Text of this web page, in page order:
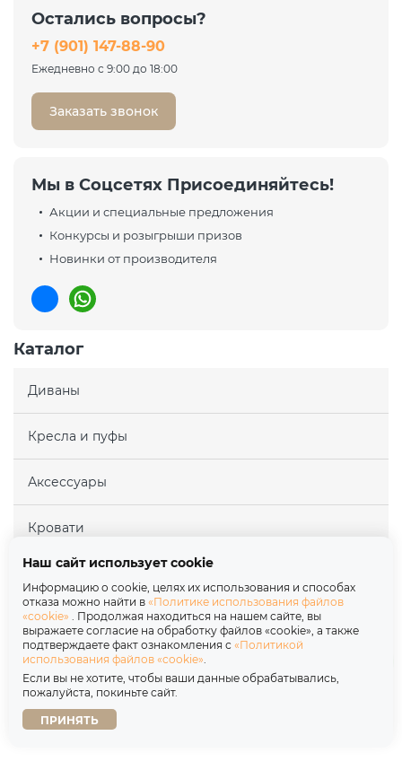
Остались вопросы?
+7 (901) 147-88-90
Ежедневно с 9:00 до 18:00
Заказать звонок
Мы в Соцсетях Присоединяйтесь!
Акции и специальные предложения
Конкурсы и розыгрыши призов
Новинки от производителя
Каталог
Диваны
Кресла и пуфы
Аксессуары
Кровати
Покупателям
Партнерам
О нас
Наш сайт использует cookie
Информацию о cookie, целях их использования и способах
отказа можно найти в «Политике использования файлов
«cookie» . Продолжая находиться на нашем сайте, вы
выражаете согласие на обработку файлов «cookie», а также
подтверждаете факт ознакомления с «Политикой
использования файлов «cookie».
Если вы не хотите, чтобы ваши данные обрабатывались,
пожалуйста, покиньте сайт.
ПРИНЯТЬ